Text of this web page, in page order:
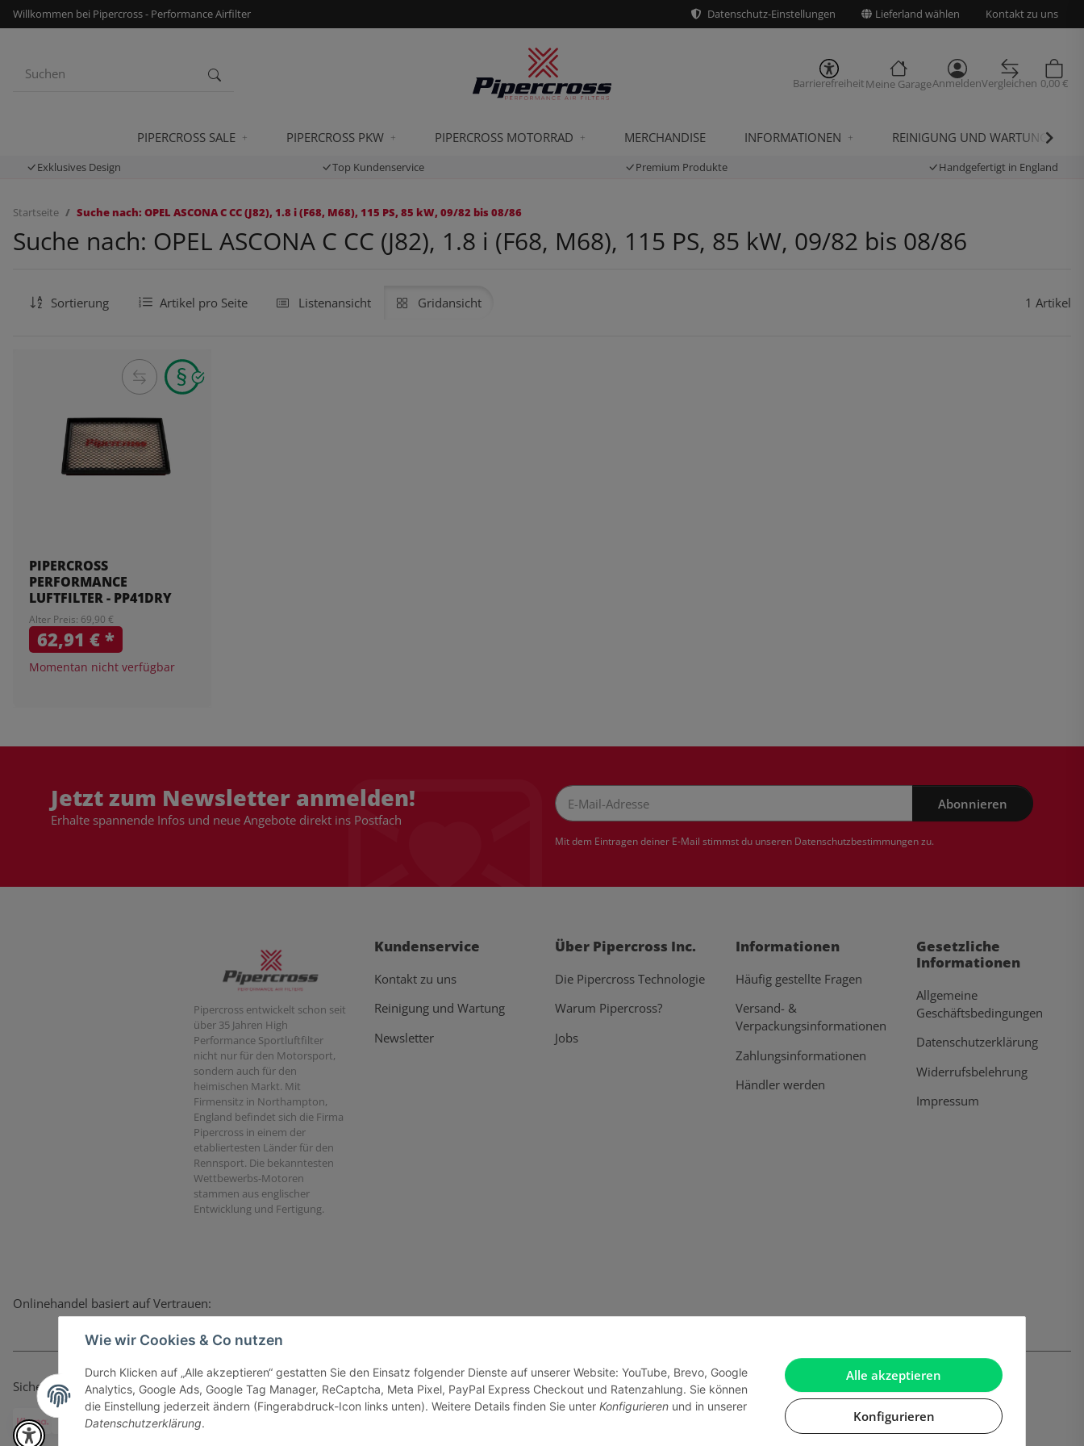
Alle akzeptieren
Konfigurieren
Wie wir Cookies & Co nutzen
Durch Klicken auf „Alle akzeptieren“ gestatten Sie den Einsatz folgender Dienste auf unserer Website: YouTube, Brevo, Google
Analytics, Google Ads, Google Tag Manager, ReCaptcha, Meta Pixel, PayPal Express Checkout und Ratenzahlung. Sie können
die Einstellung jederzeit ändern (Fingerabdruck-Icon links unten). Weitere Details finden Sie unter Konfigurieren und in unserer
Datenschutzerklärung.
Willkommen bei Pipercross - Performance Airfilter Datenschutz-Einstellungen Lieferland wählen Kontakt zu uns
BarrierefreiheitMeine GarageAnmeldenVergleichen 0,00 €
PIPERCROSS SALE PIPERCROSS PKW PIPERCROSS MOTORRAD MERCHANDISE INFORMATIONEN REINIGUNG UND WARTUNG
Exklusives Design Top Kundenservice Premium Produkte Handgefertigt in England
Startseite Suche nach: OPEL ASCONA C CC (J82), 1.8 i (F68, M68), 115 PS, 85 kW, 09/82 bis 08/86
Suche nach: OPEL ASCONA C CC (J82), 1.8 i (F68, M68), 115 PS, 85 kW, 09/82 bis 08/86
Sortierung Artikel pro Seite Listenansicht Gridansicht 1 Artikel
PIPERCROSS
PERFORMANCE
LUFTFILTER - PP41DRY
Alter Preis: 69,90 €
62,91 €*
Momentan nicht verfügbar
Jetzt zum Newsletter anmelden!
Erhalte spannende Infos und neue Angebote direkt ins Postfach
Abonnieren
Mit dem Eintragen deiner E-Mail stimmst du unseren Datenschutzbestimmungenzu.
Pipercross entwickelt schon seit
über 35 Jahren High
Performance Sportluftfilter
nicht nur für den Motorsport,
sondern auch für den
heimischen Markt. Mit
Firmensitz in Northampton,
England befindet sich die Firma
Pipercross in einem der
etabliertesten Länder für den
Rennsport. Die bekanntesten
Wettbewerbs-Motoren
stammen aus englischer
Entwicklung und Fertigung.
Kundenservice
Kontakt zu uns
Reinigung und Wartung
Newsletter
Über Pipercross Inc.
Die Pipercross Technologie
Warum Pipercross?
Jobs
Informationen
Häufig gestellte Fragen
Versand- &
Verpackungsinformationen
Zahlungsinformationen
Händler werden
Gesetzliche
Informationen
Allgemeine
Geschäftsbedingungen
Datenschutzerklärung
Widerrufsbelehrung
Impressum
Onlinehandel basiert auf Vertrauen:
Sicher bezahlen via: